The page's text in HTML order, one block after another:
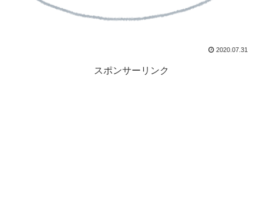
2020.07.31
スポンサーリンク